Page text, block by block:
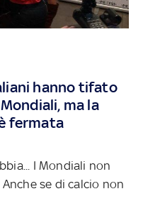
hanno tifato
ma la
fermata
I Mondiali non
se di calcio non